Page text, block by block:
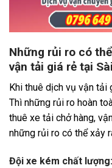
Những rủi ro có
vận tải giá rẻ tại
Khi thuê dịch vụ vận tải
Thì những rủi ro hoàn
thuê xe tải chở hàng,
những rủi ro có thể xảy
Đội xe kém chất lượng: